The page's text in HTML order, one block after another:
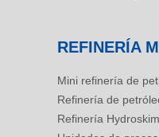
REFINERÍA
Mini refinería de
Refinería de
Refinería